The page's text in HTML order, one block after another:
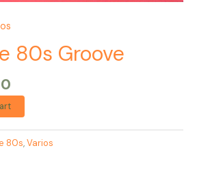
80s Groove
80s,Varios